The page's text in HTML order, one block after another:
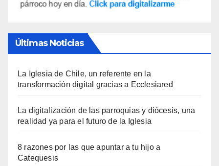
Últimas Noticias
La Iglesia de Chile, un referente en la
transformación digital gracias a Ecclesiared
La digitalización de las parroquias y diócesis, una
realidad ya para el futuro de la Iglesia
8 razones por las que apuntar a tu hijo a
Catequesis